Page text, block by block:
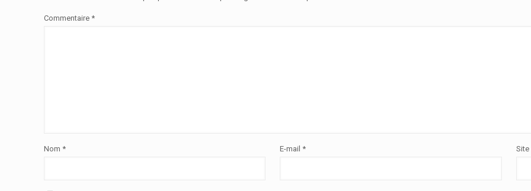
Commentaire *
Nom * E-mail * Site